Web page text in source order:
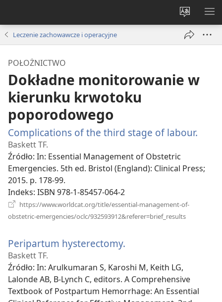
Wybór
języka
Leczenie zachowawcze i operacyjne
POŁOŻNICTWO
Dokładne monitorowanie w
kierunku krwotoku
poporodowego
Complications of the third stage of labour.
Baskett TF.
Źródło‎: In: Essential Management of Obstetric
Emergencies. 5th ed. Bristol (England): Clinical Press;
2015. p. 178-99.
Indeks‎: ISBN 978-1-85457-064-2
https://www.worldcat.org/title/essential-management-of-
obstetric-emergencies/oclc/932593912&referer=brief_results
Peripartum hysterectomy.
window)
Baskett TF.
Źródło‎: In: Arulkumaran S, Karoshi M, Keith LG,
Lalonde AB, B-Lynch C, editors. A Comprehensive
Textbook of Postpartum Hemorrhage: An Essential